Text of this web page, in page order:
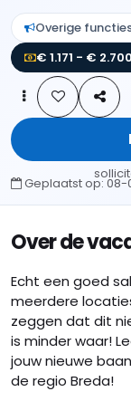
Overige
€ 1.171 - € 2.700
Geplaatst op:08-
Over de
Echt een goed
meerdere
zeggen dat dit
is minder waar!
jouw nieuwe
de regio Breda!